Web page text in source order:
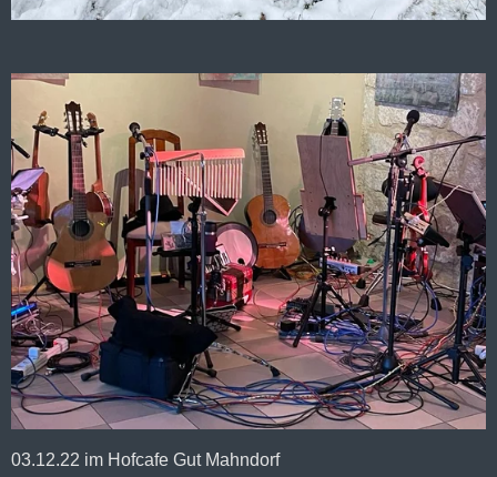
03.12.22 im Hofcafe Gut Mahndorf